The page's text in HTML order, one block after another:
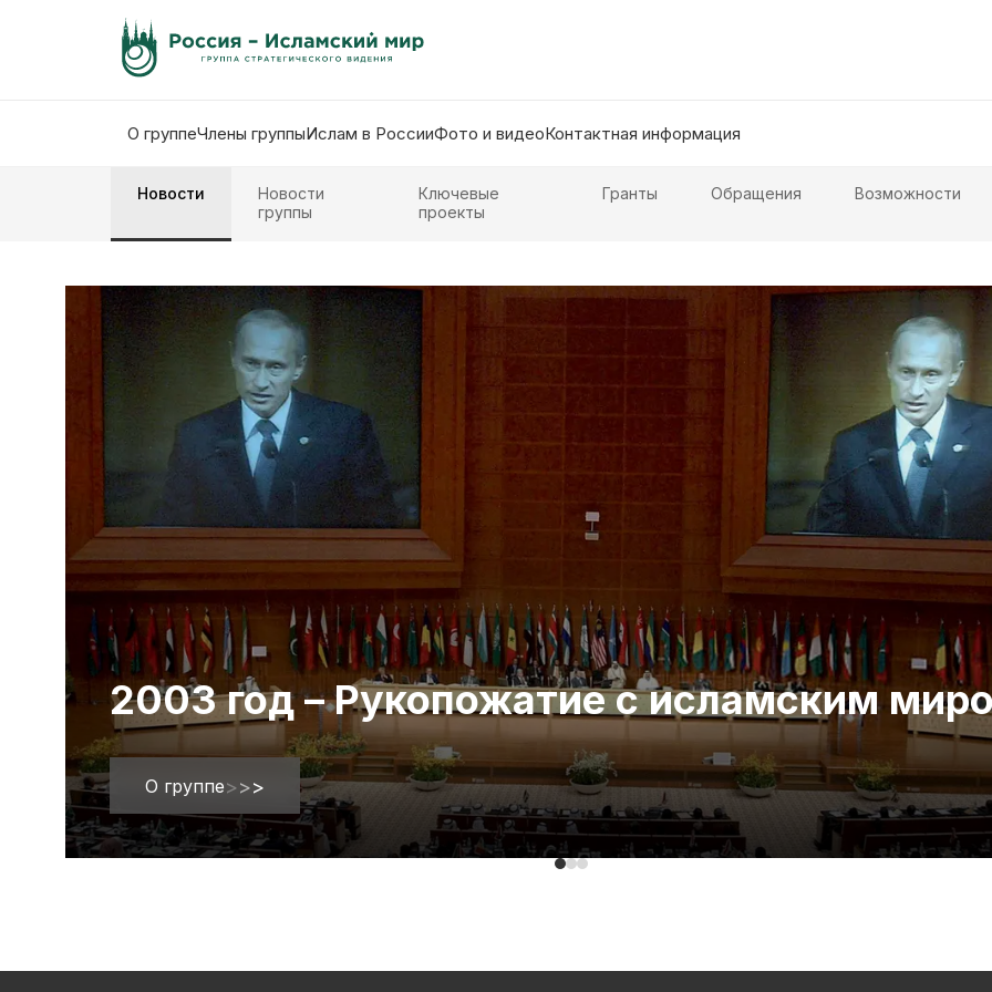
О группеЧлены группыИслам в РоссииФото и видеоКонтактная информация
Новости
Новости
группы
Ключевые
проекты
Гранты Обращения Возможности
2003 год – Рукопожатие с исламским
О группе>>>